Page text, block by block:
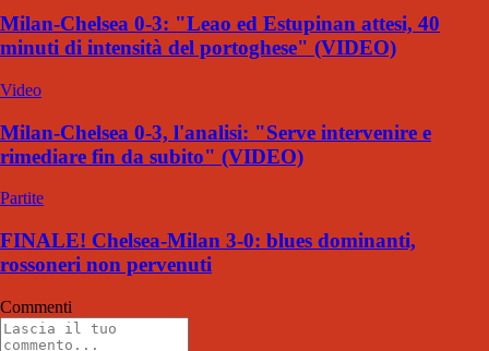
Milan-Chelsea 0-3: "Leao ed Estupinan attesi, 40
minuti di intensità del portoghese" (VIDEO)
Video
Milan-Chelsea 0-3, l'analisi: "Serve intervenire e
rimediare fin da subito" (VIDEO)
Partite
FINALE! Chelsea-Milan 3-0: blues dominanti,
rossoneri non pervenuti
Commenti